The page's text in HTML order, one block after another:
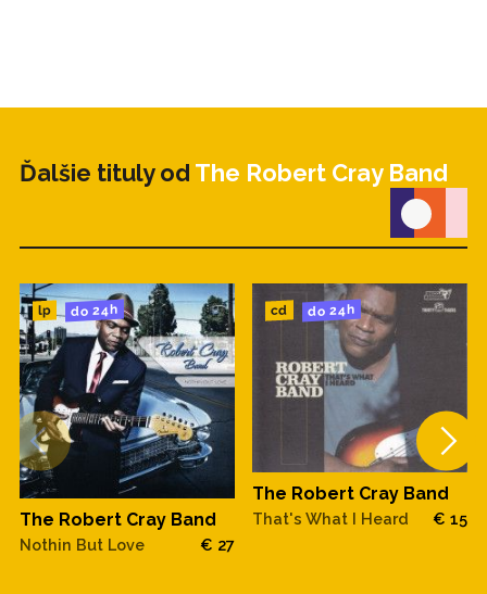
Ďalšie tituly od The Robert Cray Band
lp do 24h
The Robert Cray Band
Nothin But Love € 27
cd do 24h
The Robert Cray Band
That's What I Heard € 15